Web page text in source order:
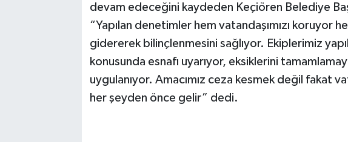
devam edeceğini kaydeden Keçiören Belediye
“Yapılan denetimler hem vatandaşımızı koruyor
gidererek bilinçlenmesini sağlıyor. Ekiplerimiz
konusunda esnafı uyarıyor, eksiklerini
uygulanıyor. Amacımız ceza kesmek değil fakat
her şeyden önce gelir” dedi.